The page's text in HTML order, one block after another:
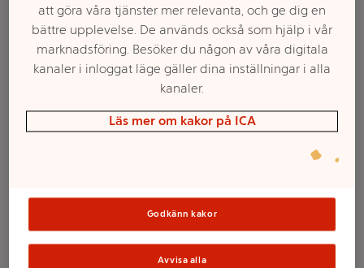
Dino Raptor 26cm
Robo Alive
Välj butik och handla
att göra våra tjänster mer relevanta, och ge dig en
bättre upplevelse. De används också som hjälp i vår
marknadsföring. Besöker du någon av våra digitala
kanaler i inloggat läge gäller dina inställningar i alla
kanaler.
Läs mer om kakor på ICA
Godkänn kakor
Avvisa alla